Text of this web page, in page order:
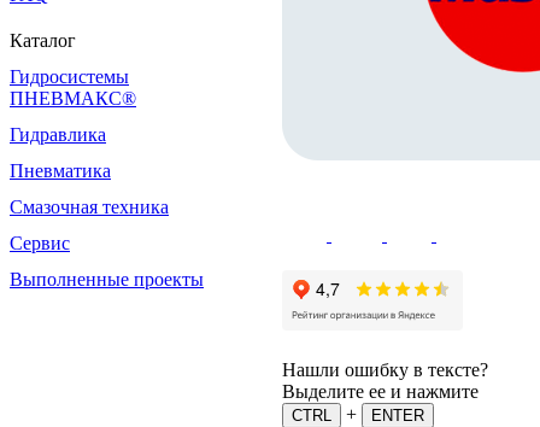
Каталог
Гидросистемы
ПНЕВМАКС®
Гидравлика
Пневматика
Смазочная техника
Сервис
Выполненные проекты
Нашли ошибку в тексте?
Выделите ее и нажмите
CTRL +
ENTER